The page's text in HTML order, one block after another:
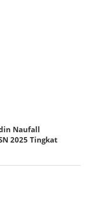
Naufall
2025 Tingkat